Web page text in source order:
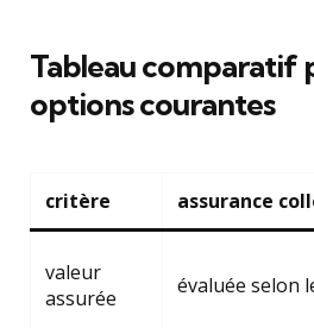
Tableau comparatif
options courantes
critère assurance
valeur
assurée
évaluée selon